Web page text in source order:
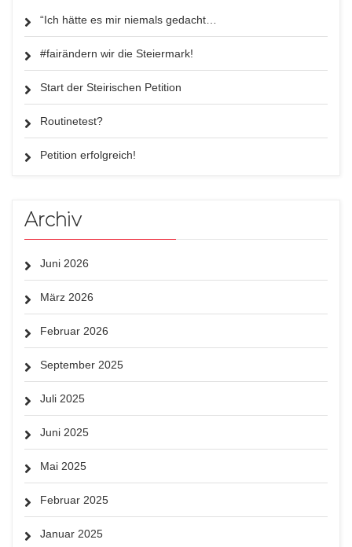
“Ich hätte es mir niemals gedacht…
#fairändern wir die Steiermark!
Start der Steirischen Petition
Routinetest?
Petition erfolgreich!
Archiv
Juni 2026
März 2026
Februar 2026
September 2025
Juli 2025
Juni 2025
Mai 2025
Februar 2025
Januar 2025